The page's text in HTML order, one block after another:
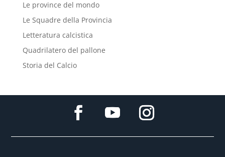
Le province del mondo
Le Squadre della Provincia
Letteratura calcistica
Quadrilatero del pallone
Storia del Calcio